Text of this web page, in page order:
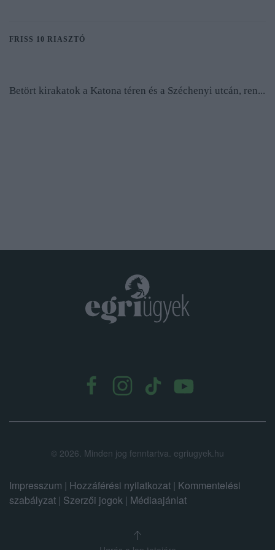
FRISS 10 RIASZTÓ
Betört kirakatok a Katona téren és a Széchenyi utcán, ren...
© 2026. Minden jog fenntartva. egriugyek.hu
Impresszum | Hozzáférési nyilatkozat | Kommentelési
szabályzat | Szerzői jogok | Médiaajánlat